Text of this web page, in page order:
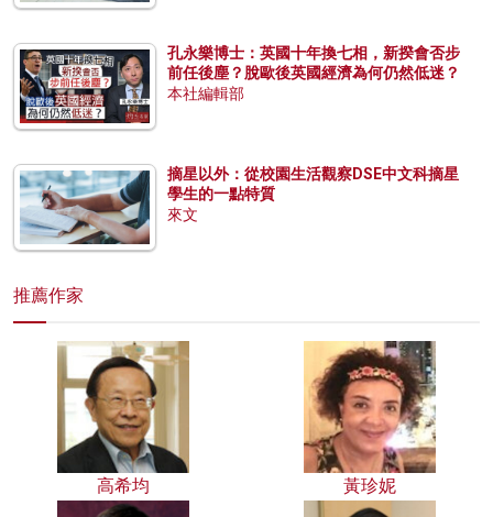
孔永樂博士：英國十年換七相，新揆會否步
前任後塵？脫歐後英國經濟為何仍然低迷？
本社編輯部
摘星以外：從校園生活觀察DSE中文科摘星
學生的一點特質
來文
推薦作家
高希均 黃珍妮